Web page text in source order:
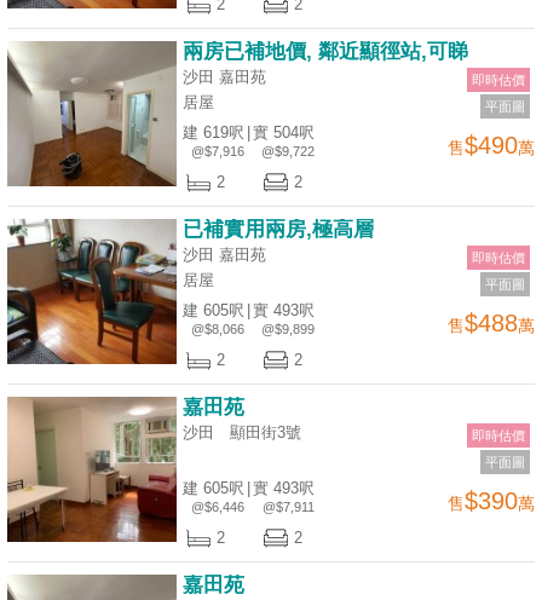
據
佈
置
業
手
冊
關
於
我
們
2 2
平面圖
即時估價
兩房已補地價, 鄰近顯徑站,可睇
沙田 嘉田苑
居屋
建 619呎
@$7,916
實 504呎
@$9,722 售$490萬
2 2
平面圖
即時估價
已補實用兩房,極高層
沙田 嘉田苑
居屋
建 605呎
@$8,066
實 493呎
@$9,899 售$488萬
2 2
平面圖
即時估價
嘉田苑
沙田 顯田街3號
建 605呎
@$6,446
實 493呎
@$7,911 售$390萬
2 2
嘉田苑